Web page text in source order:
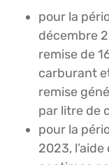
pour la
décembre
remise de
carburant
remise
par litre de
pour la
2023,